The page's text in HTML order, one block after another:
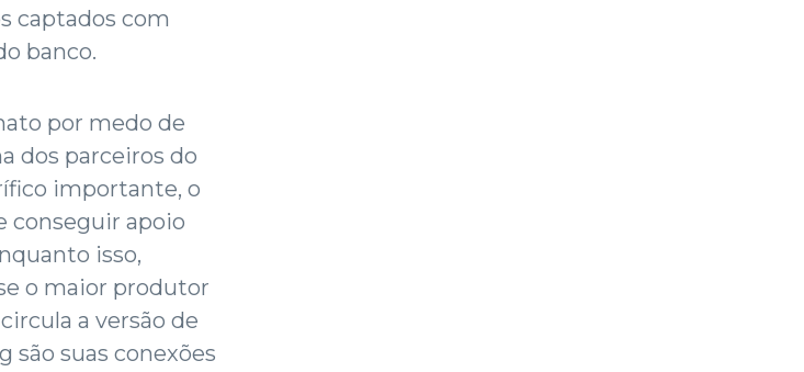
captados com
banco.
por medo de
dos parceiros do
importante, o
conseguir apoio
isso,
o maior produtor
a versão de
são suas conexões